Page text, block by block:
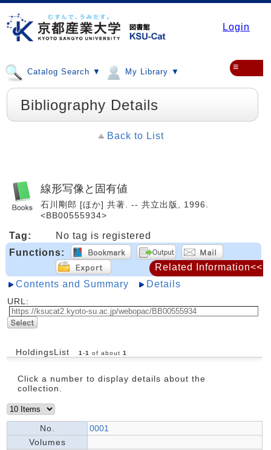
Login
Catalog Search ▼ My Library ▼ ≡
Bibliography Details
Back to List
線形写像と固有値
石川剛郎 [ほか] 共著. -- 共立出版, 1996.
<BB00555934>
Tag:
No tag is registered
Functions:
Contents and Summary Details
URL:
HoldingsList 1 -1 of about 1
Click a number to display details about the
collection.
No.
0001
Volumes
Related Information<<